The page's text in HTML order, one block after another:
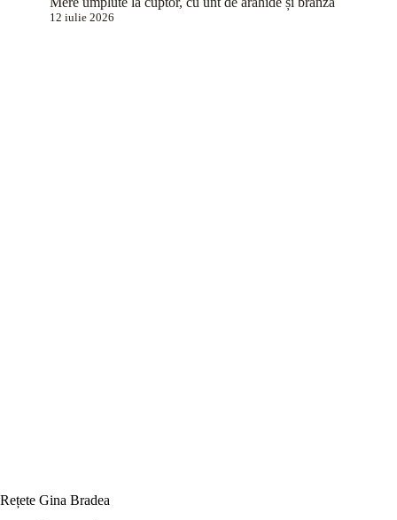
12 iulie 2026
Rețete Gina Bradea